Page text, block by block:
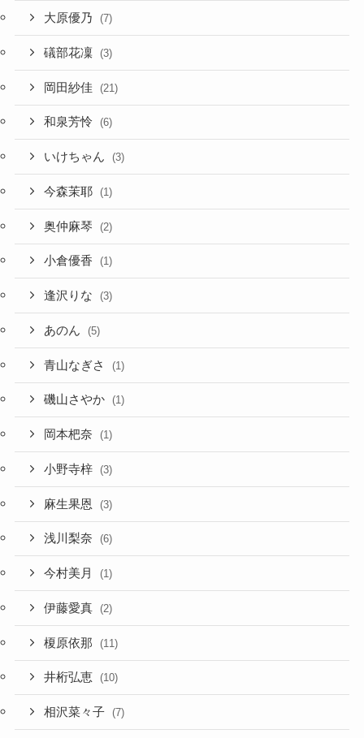
大原優乃 (7)
礒部花凜 (3)
岡田紗佳 (21)
和泉芳怜 (6)
いけちゃん (3)
今森茉耶 (1)
奥仲麻琴 (2)
小倉優香 (1)
逢沢りな (3)
あのん (5)
青山なぎさ (1)
磯山さやか (1)
岡本杷奈 (1)
小野寺梓 (3)
麻生果恩 (3)
浅川梨奈 (6)
今村美月 (1)
伊藤愛真 (2)
榎原依那 (11)
井桁弘恵 (10)
相沢菜々子 (7)